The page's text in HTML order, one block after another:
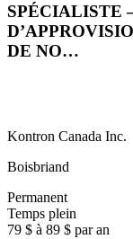
SPÉCIALISTE
DE NO…
Kontron Canada Inc.
Boisbriand
Permanent
Temps plein
79 $ à 89 $ par an